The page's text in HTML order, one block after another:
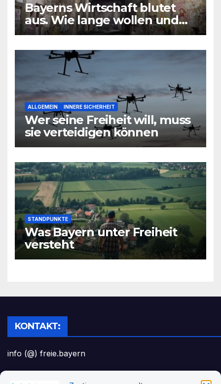
Bayerns Wirtschaft blutet
aus. Wie lange wollen und
können wir uns den
noch leisten?
ALLGEMEIN INNERE SICHERHEIT
Wer seine Freiheit will, muss
sie verteidigen können
STANDPUNKTE
Was Bayern unter Freiheit
versteht
KONTAKT:
info (@) freie.bayern